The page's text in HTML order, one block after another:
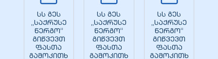
სს გეს
„საქრუსე
ნერგო“
გიწვევთ
ფასთა
გამოკითხ
სს გეს
„საქრუსე
ნერგო“
გიწვევთ
ფასთა
გამოკითხ
სს გეს
„საქრუსე
ნერგო“
გიწვევთ
ფასთა
გამოკითხ